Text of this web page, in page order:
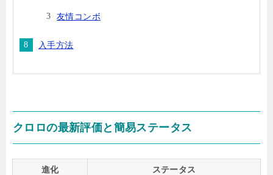
友情コンボ
入手方法
クロロの最新評価と簡易ステータス
進化 ステータス